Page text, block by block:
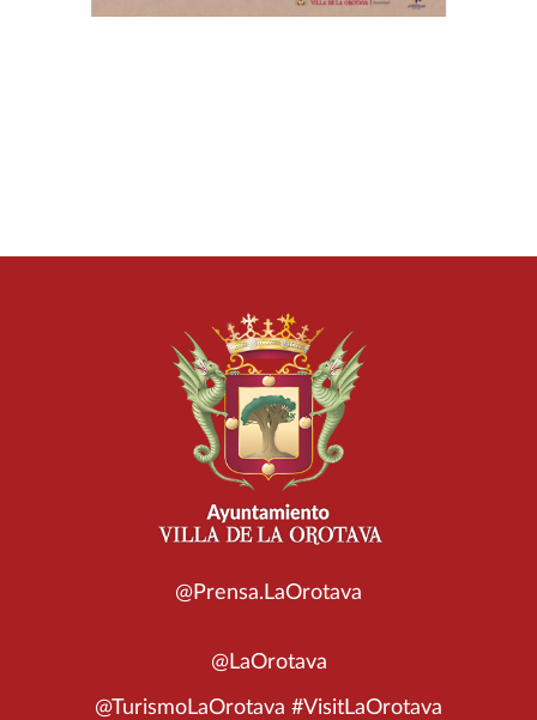
@Prensa.LaOrotava
@LaOrotava
@TurismoLaOrotava #VisitLaOrotava